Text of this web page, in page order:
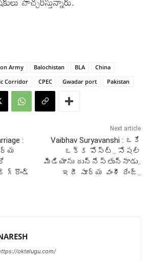
Army Balochistan BLA
China
Corridor
CPEC Gwadar port Pakistan
:
గ్రౌండ్
Next article
Vaibhav Suryavanshi : ఒకే
ఒక్క పోస్ట్.. సోషల్
మీడియాను దున్నేస్తున్నాడు..
ఇదీ సూర్య వంశీ రేంజ్..
oktelugu.com/